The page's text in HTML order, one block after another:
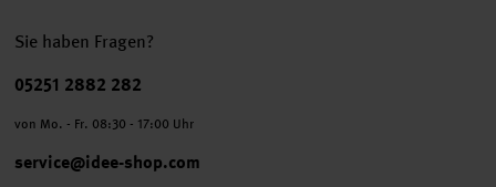
Sie haben Fragen?
Telefonnummer
05251 2882 282
von Mo. - Fr. 08:30 - 17:00 Uhr
service@idee-shop.com